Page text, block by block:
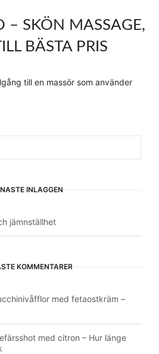
– SKÖN MASSAGE,
BÄSTA PRIS
till en massör som använder
INLÄGGEN
jämnställhet
KOMMENTARER
med fetaostkräm –
med citron – Hur länge